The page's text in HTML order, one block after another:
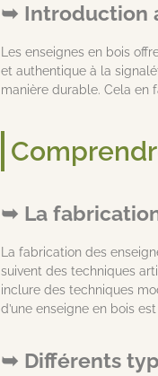
Introduction
Les enseignes en bois
et authentique à la
manière durable. Cela en
La
La fabrication des
suivent des techniques
inclure des techniques
d’une enseigne en bois
Différents